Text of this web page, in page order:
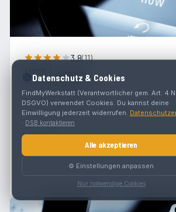
3.8(11)
KFZ Lorenz
ReschenStraße 2
6522 Prutz
Werkstatt
🍪 Datenschutz & Cookies
FindMyWerkstatt (Verantwortlicher gem. Art. 4
DSGVO) verwendet Cookies. Du kannst deine
Einwilligung jederzeit widerrufen.
· DSB kontaktieren
Alle akzeptieren
⚙️ Einstellungen anpassen
Nur notwendige Cookies